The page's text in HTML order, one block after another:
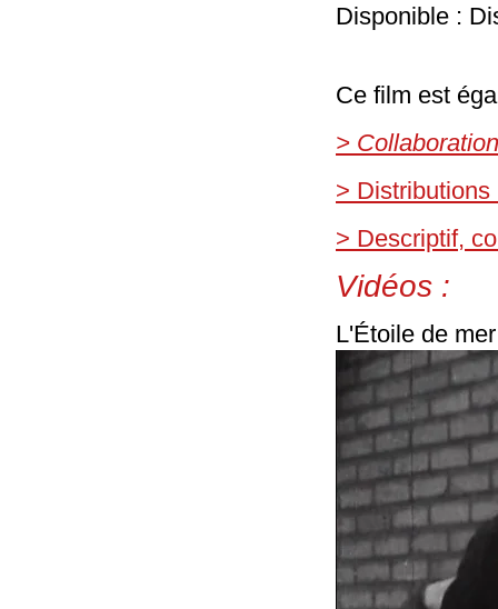
Disponible :
Ce film est
>
> Distributions
> Descriptif,
Vidéos :
L'Étoile de